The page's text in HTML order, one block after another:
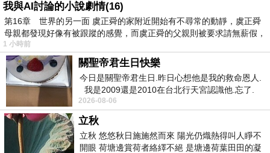
我與AI討論的小說劇情(16)
第16章 世界的另一面 虞正舜的家附近開始有不尋常的動靜，虞正舜
母親都發現好像有被跟蹤的感覺，而虞正舜的父親則被要求請無薪假，
1 小時前
關聖帝君生日快樂
今日是關聖帝君生日.昨日心想他是我的救命恩人.
我是2009還是2010在台北行天宮認識他.忘了.
一個奇摩交友的網友學
2026-08-06
立秋
立秋 悠悠秋日施施然而來 陽光仍熾熱得叫人睜不
開眼 荷塘邊賞荷者絡繹不絕 是塘邊荷葉田田的凝